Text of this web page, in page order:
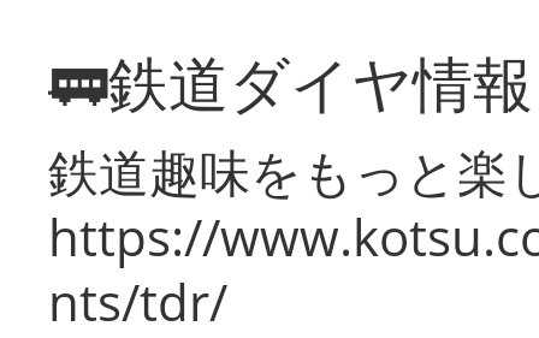
🚃鉄道ダイヤ情
鉄道趣味をもっと楽
https://
nts/tdr/